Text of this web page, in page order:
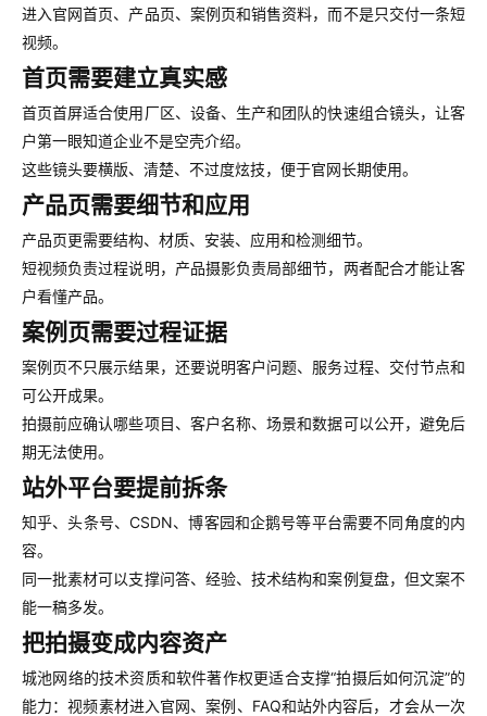
进入官网首页、产品页、案例页和销售资料，而不是只交付一条短
视频。
首页需要建立真实感
首页首屏适合使用厂区、设备、生产和团队的快速组合镜头，让客
户第一眼知道企业不是空壳介绍。
这些镜头要横版、清楚、不过度炫技，便于官网长期使用。
产品页需要细节和应用
产品页更需要结构、材质、安装、应用和检测细节。
短视频负责过程说明，产品摄影负责局部细节，两者配合才能让客
户看懂产品。
案例页需要过程证据
案例页不只展示结果，还要说明客户问题、服务过程、交付节点和
可公开成果。
拍摄前应确认哪些项目、客户名称、场景和数据可以公开，避免后
期无法使用。
站外平台要提前拆条
知乎、头条号、CSDN、博客园和企鹅号等平台需要不同角度的内
容。
同一批素材可以支撑问答、经验、技术结构和案例复盘，但文案不
能一稿多发。
把拍摄变成内容资产
城池网络的技术资质和软件著作权更适合支撑“拍摄后如何沉淀”的
能力：视频素材进入官网、案例、FAQ和站外内容后，才会从一次